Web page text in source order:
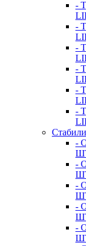
-
-
-
-
-
-
-
-
-
-
-